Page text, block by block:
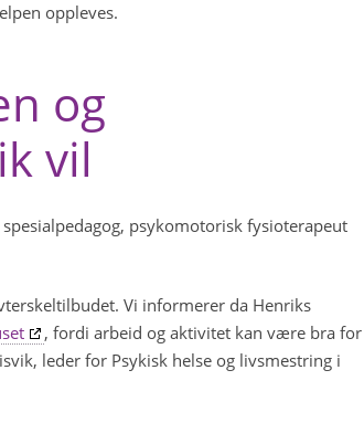
oppleves.
og
vil
psykomotorisk fysioterapeut
Vi informerer da Henriks
, fordi arbeid og aktivitet kan være bra for
leder for Psykisk helse og livsmestring i